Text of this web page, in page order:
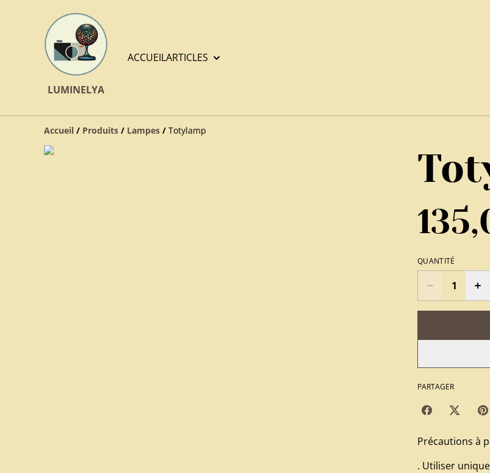
LUMINELYA
ACCUEILARTICLES
Accueil / Produits / Lampes / Totylamp
QUANTITÉ
PARTAGER
Précautions à
. Utiliser